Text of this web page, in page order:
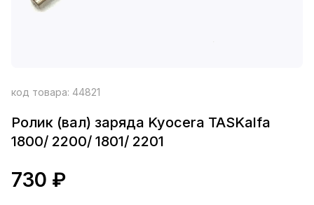
код товара: 44821
Ролик (вал) заряда Kyocera TASKalfa
1800/ 2200/ 1801/ 2201
730 ₽